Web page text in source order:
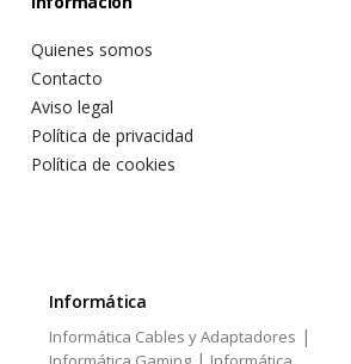
Quienes somos
Contacto
Aviso legal
Política de privacidad
Política de cookies
Informática
Informática Cables y Adaptadores |